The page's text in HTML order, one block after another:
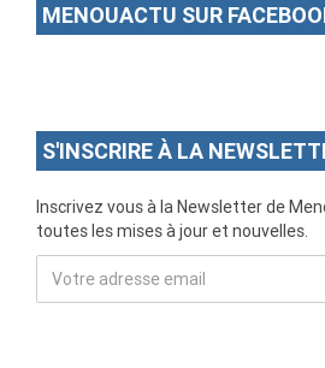
MENOUACTU SUR
S'INSCRIRE À LA
Inscrivez vous à la Newsletter de
toutes les mises à jour et nouvelles.